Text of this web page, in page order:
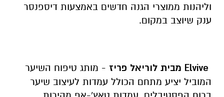
וליהנות ממוצרי הגנה חדשים באמצעות דיספנסר
ענק שיוצב במקום.
Elvive מבית לוריאל פריז - מותג טיפוח השיער
המוביל יציע מתחם הכולל עמדות לעיצוב שיער